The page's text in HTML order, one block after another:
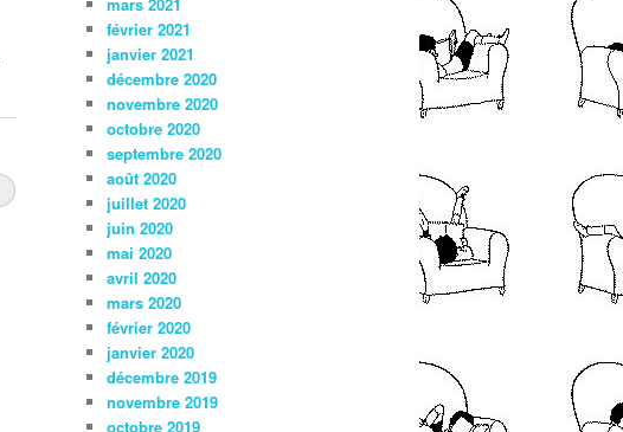
mars 2021
février 2021
janvier 2021
décembre 2020
novembre 2020
octobre 2020
septembre 2020
août 2020
juillet 2020
juin 2020
mai 2020
avril 2020
mars 2020
février 2020
janvier 2020
décembre 2019
novembre 2019
octobre 2019